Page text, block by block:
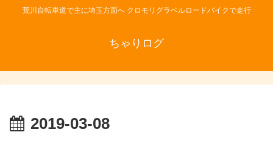
荒川自転車道で主に埼玉方面へ クロモリグラベルロードバイクで走行
ちゃりログ
2019-03-08